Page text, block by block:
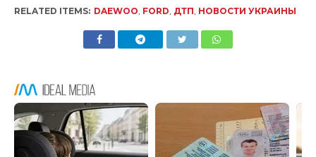
RELATED ITEMS: DAEWOO FORD ДТП НОВОСТИ УКРАИНЫ